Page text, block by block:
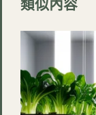
類似內容